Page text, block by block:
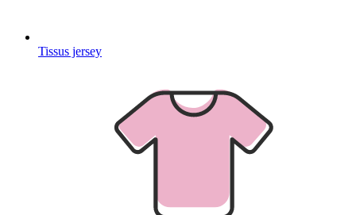
Tissus jersey